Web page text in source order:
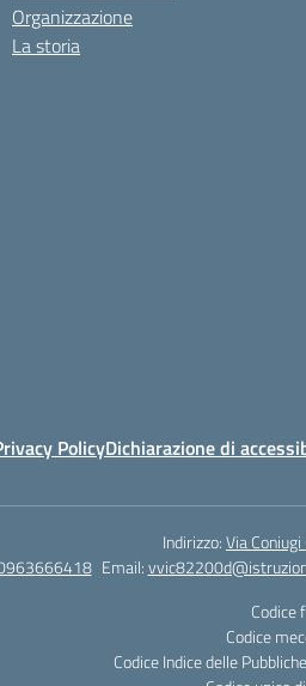
Organizzazione
La storia
PolicyDichiarazione di
Indirizzo:Via
Email:
Codice
Codice Indice delle